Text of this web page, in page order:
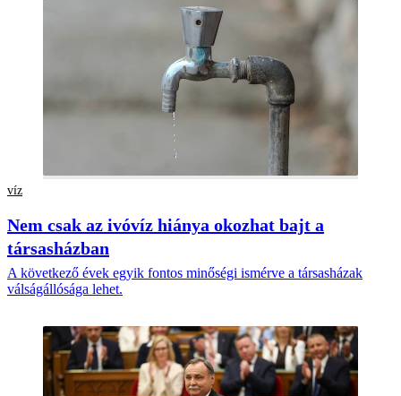
víz
Nem csak az ivóvíz hiánya okozhat bajt a
társasházban
A következő évek egyik fontos minőségi ismérve a társasházak
válságállósága lehet.